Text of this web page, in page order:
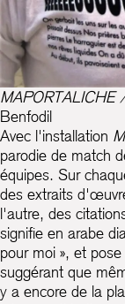
MAPORTALICHE
Benfodil
Avec l'installation
parodie de match
équipes. Sur
des extraits
l'autre, des
signifie en arabe
pour moi », et
suggérant que
y a encore de la